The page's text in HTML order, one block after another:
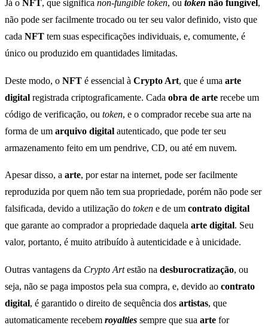
Já o NFT, que significa non-fungible token, ou token não fungível,
não pode ser facilmente trocado ou ter seu valor definido, visto que
cada NFT tem suas especificações individuais, e, comumente, é
único ou produzido em quantidades limitadas.
Deste modo, o NFT é essencial à Crypto Art, que é uma arte
digital registrada criptograficamente. Cada obra de arte recebe um
código de verificação, ou token, e o comprador recebe sua arte na
forma de um arquivo digital autenticado, que pode ter seu
armazenamento feito em um pendrive, CD, ou até em nuvem.
Apesar disso, a arte, por estar na internet, pode ser facilmente
reproduzida por quem não tem sua propriedade, porém não pode ser
falsificada, devido a utilização do token e de um contrato digital
que garante ao comprador a propriedade daquela arte digital. Seu
valor, portanto, é muito atribuído à autenticidade e à unicidade.
Outras vantagens da Crypto Artestão na desburocratização, ou
seja, não se paga impostos pela sua compra, e, devido ao contrato
digital, é garantido o direito de sequência dos artistas, que
automaticamente recebem royalties sempre que sua arte for